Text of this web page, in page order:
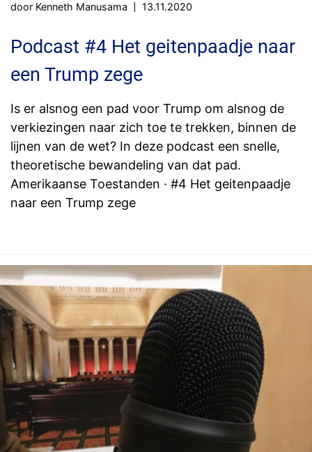
door Kenneth Manusama 13.11.2020
Podcast #4 Het geitenpaadje naar
een Trump zege
Is er alsnog een pad voor Trump om alsnog de
verkiezingen naar zich toe te trekken, binnen de
lijnen van de wet? In deze podcast een snelle,
theoretische bewandeling van dat pad.
Amerikaanse Toestanden · #4 Het geitenpaadje
naar een Trump zege